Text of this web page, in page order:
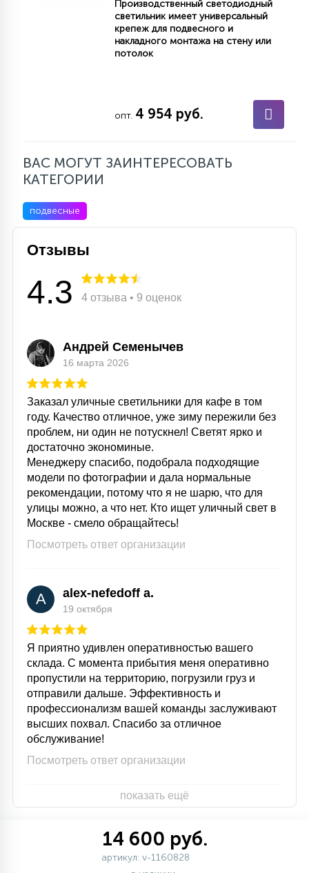
УПРАВЛЕНИЕ СВЕТОМ
СТЕКЛЯННЫЕ
ПОДВЕСНЫЕ
НАПОЛЬНЫЕ
НАСТЕННЫЕ
Производственный светодиодный
светильник имеет универсальный
крепеж для подвесного и
накладного монтажа на стену или
потолок
опт. 4 954 руб.
ВАС МОГУТ ЗАИНТЕРЕСОВАТЬ
КАТЕГОРИИ
подвесные
Отзывы
4.3 4 отзыва • 9 оценок
Андрей Семенычев
16 марта 2026
Заказал уличные светильники для кафе в том
году. Качество отличное, уже зиму пережили без
проблем, ни один не потускнел! Светят ярко и
достаточно экономиные.
Менеджеру спасибо, подобрала подходящие
модели по фотографии и дала нормальные
рекомендации, потому что я не шарю, что для
улицы можно, а что нет. Кто ищет уличный свет в
Москве - смело обращайтесь!
Посмотреть ответ организации
A alex-nefedoff a.
19 октября
Я приятно удивлен оперативностью вашего
склада. С момента прибытия меня оперативно
пропустили на территорию, погрузили груз и
отправили дальше. Эффективность и
профессионализм вашей команды заслуживают
высших похвал. Спасибо за отличное
обслуживание!
Посмотреть ответ организации
показать ещё
14 600 руб.
артикул: v-1160828